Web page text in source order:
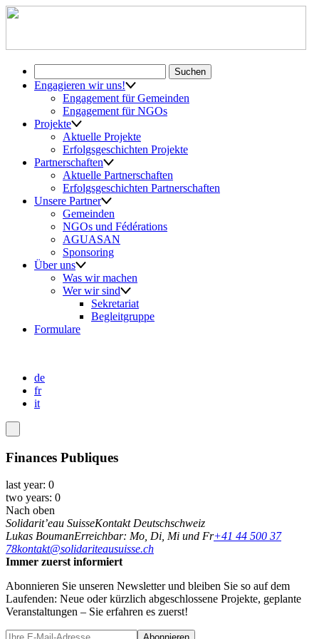
nach:
Engagieren wir uns!
Engagement für Gemeinden
Engagement für NGOs
Projekte
Aktuelle Projekte
Erfolgsgeschichten Projekte
Partnerschaften
Aktuelle Partnerschaften
Erfolgsgeschichten Partnerschaften
Unsere Partner
Gemeinden
NGOs und Fédérations
AGUASAN
Sponsoring
Über uns
Was wir machen
Wer wir sind
Sekretariat
Begleitgruppe
Formulare
de
fr
it
Finances Publiques
last year: 0
two years: 0
Nach oben
Solidarit’eau SuisseKontakt Deutschschweiz
Lukas BoumanErreichbar: Mo, Di, Mi und Fr+41 44 500 37
78kontakt@solidariteausuisse.ch
Immer zuerst informiert
Abonnieren Sie unseren Newsletter und bleiben Sie so auf dem
Laufenden: Neue oder kürzlich abgeschlossene Projekte, geplante
Veranstaltungen – Sie erfahren es zuerst!